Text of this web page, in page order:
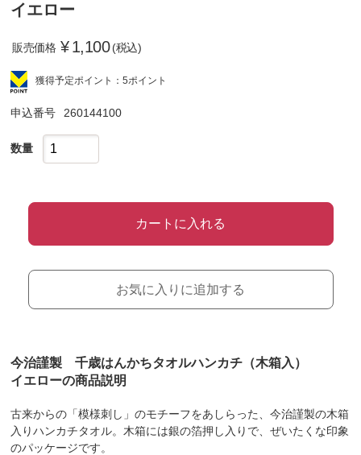
イエロー
販売価格 ¥1,100 (税込)
獲得予定ポイント：5ポイント
申込番号 260144100
数量
カートに入れる
お気に入りに追加する
今治謹製 千歳はんかちタオルハンカチ（木箱入）
イエローの商品説明
古来からの「模様刺し」のモチーフをあしらった、今治謹製の木箱
入りハンカチタオル。木箱には銀の箔押し入りで、ぜいたくな印象
のパッケージです。